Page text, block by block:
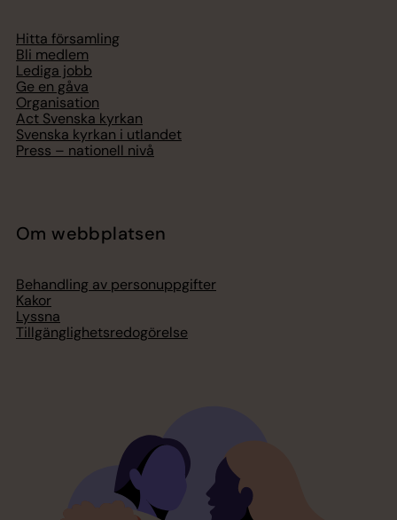
Hitta församling
Bli medlem
Lediga jobb
Ge en gåva
Organisation
Act Svenska kyrkan
Svenska kyrkan i utlandet
Press – nationell nivå
Om webbplatsen
Behandling av personuppgifter
Kakor
Lyssna
Tillgänglighetsredogörelse